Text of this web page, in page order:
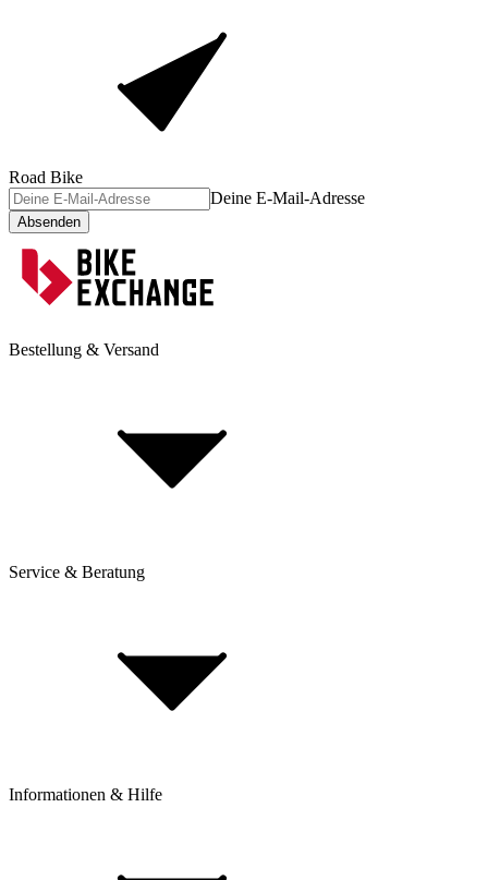
Road Bike
Deine E-Mail-Adresse
Absenden
Bestellung & Versand
Dienstrad-Leasing
Retouren & Reklamationen
Service & Beratung
Rahmenhöhe bestimmen
Informationen & Hilfe